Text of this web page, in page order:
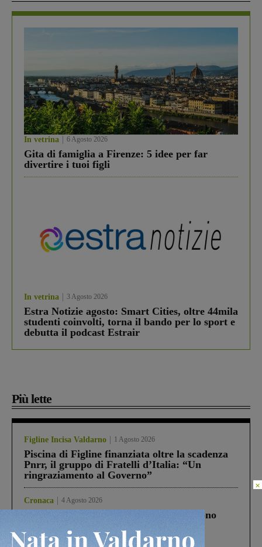
In vetrina 6 Agosto 2026
Gita di famiglia a Firenze: 5 idee per far
divertire i tuoi figli
In vetrina 3 Agosto 2026
Estra Notizie agosto: Smart Cities, oltre 44mila
studenti coinvolti, torna il bando per lo sport e
debutta il podcast Estrair
Più lette
Figline Incisa Valdarno 1 Agosto 2026
Piscina di Figline finanziata oltre la scadenza
Pnrr, il gruppo di Fratelli d’Italia: “Un
ringraziamento al Governo”
Cronaca 4 Agosto 2026
Un anno fa la strage in A1 in cui morirono
Gianni, Giulia e Franco. Lo schianto, il
processo, lo stop ai sorpassi fra tir....
×